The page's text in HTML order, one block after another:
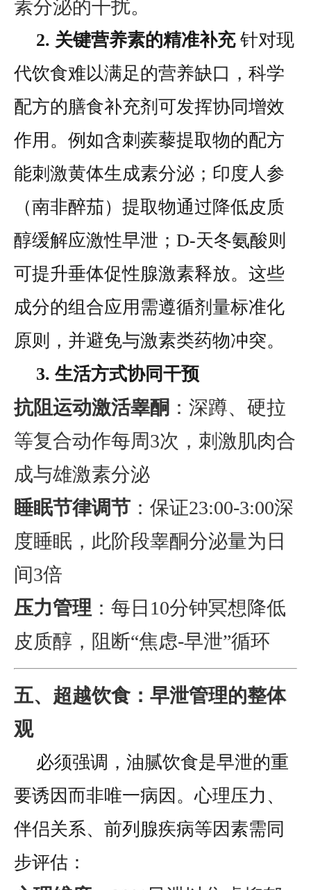
素分泌的干扰。
2. 关键营养素的精准补充针对现
代饮食难以满足的营养缺口，科学
配方的膳食补充剂可发挥协同增效
作用。例如含刺蒺藜提取物的配方
能刺激黄体生成素分泌；印度人参
（南非醉茄）提取物通过降低皮质
醇缓解应激性早泄；D-天冬氨酸则
可提升垂体促性腺激素释放。这些
成分的组合应用需遵循剂量标准化
原则，并避免与激素类药物冲突。
3. 生活方式协同干预
抗阻运动激活睾酮 ：深蹲、硬拉
等复合动作每周3次，刺激肌肉合
成与雄激素分泌
睡眠节律调节 ：保证23:00-3:00深
度睡眠，此阶段睾酮分泌量为日
间3倍
压力管理 ：每日10分钟冥想降低
皮质醇，阻断“焦虑-早泄”循环
五、超越饮食：早泄管理的整体
观
必须强调，油腻饮食是早泄的重
要诱因而非唯一病因。心理压力、
伴侣关系、前列腺疾病等因素需同
步评估：